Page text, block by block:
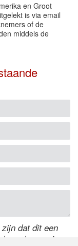
en Groot
is via email
of de
middels de
dat dit een
code over in